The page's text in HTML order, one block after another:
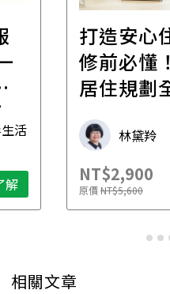
活
解
打造安心
修前必懂
居住規劃
林黛羚
NT$2,900
原價NT$5,600
相關文章